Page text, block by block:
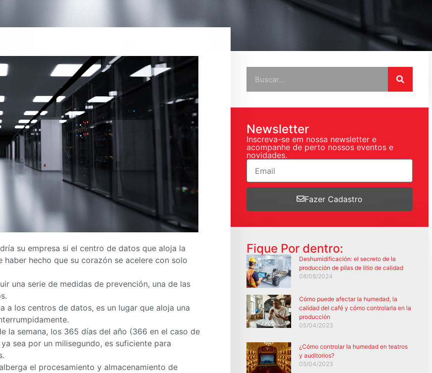
su empresa si el centro de datos que aloja la
hecho que su corazón se acelere con solo
una serie de medidas de prevención, una de las
a los centros de datos, es un lugar que aloja una
la semana, los 365 días del año (366 en el caso de
sea por un milisegundo, es suficiente para
el procesamiento y almacenamiento de
Newsletter
Inscreva-se em nossa newsletter e
acompanhe de perto nossos eventos e
novidades.
Fazer Cadastro
Fique Por dentro:
Deshumidificación: el secreto de la
producción de pilas de litio de calidad
08/08/2024
Cómo puede afectar la humedad, la
calidad del café y cómo controlarla en la
producción
05/04/2023
¿Cómo controlar la humedad en teatros
y auditorios?
05/04/2023